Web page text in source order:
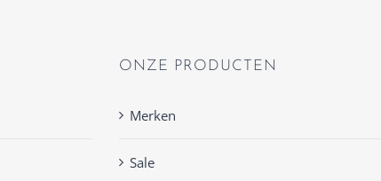
ONZE PRODUCTEN
Merken
Sale